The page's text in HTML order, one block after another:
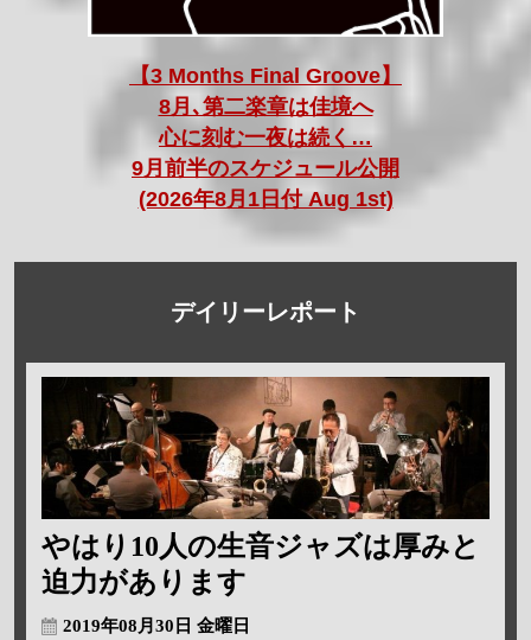
【3 Months Final Groove】
8月､第二楽章は佳境へ
心に刻む一夜は続く…
9月前半のスケジュール公開
(2026年8月1日付 Aug 1st)
デイリーレポート
やはり10人の生音ジャズは厚みと
迫力があります
2019年08月30日 金曜日